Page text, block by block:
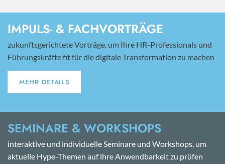
IMPULS- & FACHVORTRÄGE
zukunftsgerichtete Vorträge, um Ihre HR-Professionals und
Führungskräfte fit für die digitale Transformation zu machen
MEHR DETAILS
SEMINARE & WORKSHOPS
interaktive und individuelle Seminare und Workshops, um
aktuelle Hype-Themen auf ihre Anwendbarkeit zu prüfen